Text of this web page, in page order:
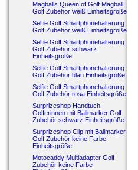
Magballs Queen of Golf Magball
Golf Zubehör weiß Einheitsgröße
Selfie Golf Smartphonehalterung
Golf Zubehör weiß Einheitsgröße
Selfie Golf Smartphonehalterung
Golf Zubehör schwarz
Einheitsgröße
Selfie Golf Smartphonehalterung
Golf Zubehör blau Einheitsgröße
Selfie Golf Smartphonehalterung
Golf Zubehör rosa Einheitsgröße
Surprizeshop Handtuch
Golferinnen mit Ballmarker Golf
Zubehör schwarz Einheitsgröße
Surprizeshop Clip mit Ballmarker
Golf Zubehör keine Farbe
Einheitsgröße
Motocaddy Multiadapter Golf
Zubehör keine Farbe